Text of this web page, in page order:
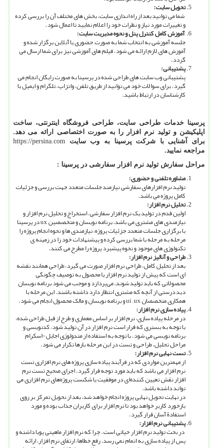
تحویل سایت:
شما می توانید بعد از راه اندازی سایت، بخش های مختلف آن را بررسی کرده
و تغییرات مورد نیاز و نظرات خود را اعلام نمایید تا اعمال شود.
آموزش کامل کنترل پنل و نحوه مدیریت سایت:
جلسه آموزشی به انتخاب شما به صورت حضوری یا آنلاین برگزار شده و
آموزش های لازم ارائه می شود. فیلم های آموزشی نیز برای شما ارسال می
گردد.
پشتیبانی:
پشتیبانی وب سایت های طراحی شده در پرسینا به صورت رایگان انجام می
گیرد. برای سوالات خود می توانید از طریق تلفن، واتزاپ، تلگرام و ایمیل با
کارشناسان در ارتباط باشید.
پرسینا خدمات طراحی سایت، طراحی فروشگاه اینترنتی، ساخت
اپلیکیشن و تولید نرم افزار را به صورت اختصاصی ارائه می دهد.
برای آشنایی با شرکت پرسینا به وب سایت https://persina.com
مراجعه نمایید.
مراحل سفارش تولید نرم افزار سفارشی در پرسینا :
مشاوره تلفنی و حضوری:
تولید نرم افزارهای سفارشی نیازمند جلسات متعدد جهت بررسی و جزئیات
کامل پروژه می باشد.
تحلیل نرم افزار:
اولین قدم در تولید یک نرم افزار سفارشی، استخراج و تحلیل نرم افزار و
نیازمندی های مشتری می باشد، برنامه نویسان و متخصصینuxدر پرسینا
با برگزاری جلسات متعدد جزئیات پروژه، نیازمندی ها و نحوه انجام پروژه را
مرحله به مرحله با شما بررسی کرده و پیشنهادات خود را در زمینه ی
تکنولوژی های موجود و نحوه پیشبرد پروژه را مطرح می کنند.
طراحیو آنالیزنرم افزار:
بعد از تحلیل کامل، طراحی نرم افزار صورت می گیرد، طراحی همانند نقشه
ای است که پیش از تولید نرم افزار یا محصول به توصیف چگونگی
محصولاتی که باید تولید شوند، می‌پردازد و موجب می شود برنامه نویسان
دید درستی از آنچه که مشتری انتظار دارد داشته باشند. این مرحله با
همکاری متخصصانui , uxو برنامه نویسان و مالک محصول انجام می شود.
پیاده سازی نرم افزار:
در مرحله پیاده سازی، نرم افزار بر اساس معماری و طرح از قبل طراحی شده،
با توجه به بستری که قرار است نرم افزار در آن تولید شود، کدنویسی و
برنامه نویسی می شود. با توجه به استفاده از متدولوژی اجایل-اسکرام
مراحل تحلیل، طراحی و تست در این مرحله بارها تکرار می شود.
تست نهایی نرم افزار:
از مهمترین مواردی که در فرآیند پیاده سازی پروژه های نرم افزاری تست
نرم افزار می باشد که باید مورد توجه قرار گیرد. اجرای صحیح تست نرم
افزار نقش تعیین کننده‌ای در موفقیت یا شکست پروژه‌های نرم افزاری می
تواند داشته باشد.
در نهایت تحویل نهایی پروژه انجام خواهد شد، بعد از نحویل تمرکز بر روی
بازخورد کاربر خواهد بود تا نرم افزار برای کاربران جذاب بوده و مورد
استفادۀ آسان قرار گیرد.
پشتیبانی نرم افزار:
در بحث تولید نرم افزار حیاتی است. چرا که نرم افزار ماهیتی پویا داشته و
پس از پیاده سازی به اتمام نمی رسد. رفع خطاها، ارتقای نرم افزار، ارائه